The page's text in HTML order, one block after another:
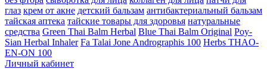
глаз крем от акне детский бальзам антибактериальный бальзам
тайская аптека тайские товары для здоровья натуральные
средства Green Thai Balm Herbal Blue Thai Balm Original Poy-
Sian Herbal Inhaler Fa Talai Jone Andrographis 100 Herbs THAO-
EN-ON 100
Личный кабинет